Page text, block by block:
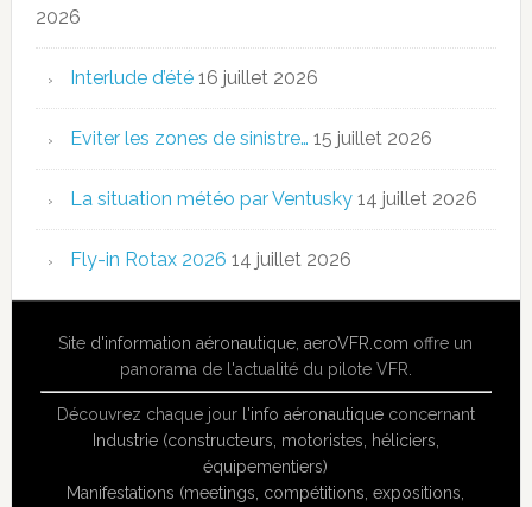
2026
Interlude d’été 16 juillet 2026
Eviter les zones de sinistre… 15 juillet 2026
La situation météo par Ventusky 14 juillet 2026
Fly-in Rotax 2026 14 juillet 2026
Site d'information aéronautique ,aeroVFR.com offre un
panorama de l'actualité du pilote VFR.
Découvrez chaque jour l'info aéronautiqueconcernant
Industrie (constructeurs, motoristes, héliciers,
équipementiers)
Manifestations (meetings, compétitions, expositions,